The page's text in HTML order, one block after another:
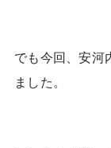
でも今回、安河
ました。